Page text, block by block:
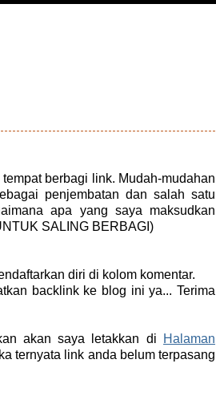
berbagi link. Mudah-mudahan
penjembatan dan salah satu
apa yang saya maksudkan
SALING BERBAGI)
diri di kolom komentar.
backlink ke blog ini ya... Terima
akan saya letakkan di
Halaman
ternyata link anda belum terpasang